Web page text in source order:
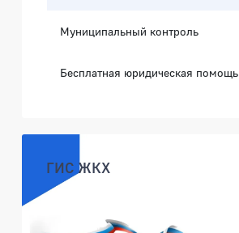
Муниципальный контроль
Бесплатная юридическая помощь
ГИС ЖКХ